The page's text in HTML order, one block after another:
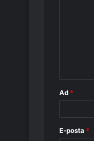
Ad *
E-posta *